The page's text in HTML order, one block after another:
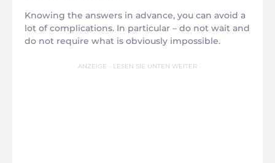
Knowing the answers in advance, you can avoid a
lot of complications. In particular – do not wait and
do not require what is obviously impossible.
ANZEIGE - LESEN SIE UNTEN WEITER